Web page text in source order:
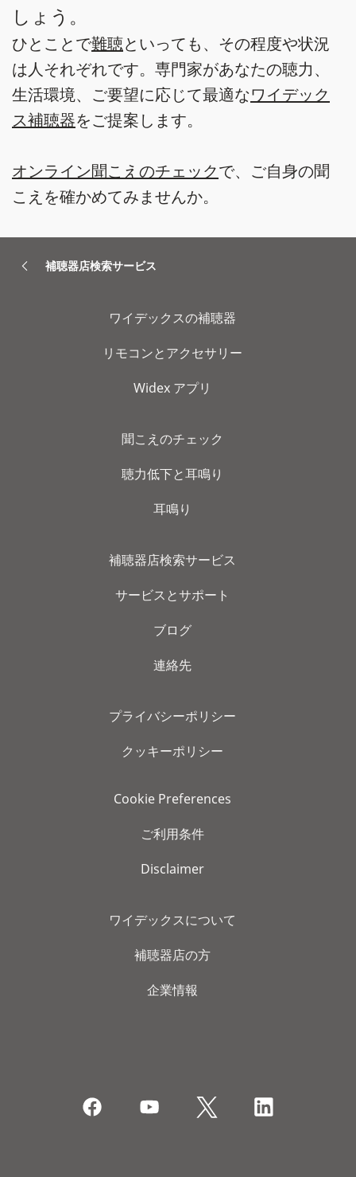
しょう。
ひとことで難聴といっても、その程度や状況
は人それぞれです。専門家があなたの聴力、
生活環境、ご要望に応じて最適なワイデック
ス補聴器をご提案します。
オンライン聞こえのチェックで、ご自身の聞
こえを確かめてみませんか。
補聴器店検索サービス
ワイデックスの補聴器
リモコンとアクセサリー
Widex アプリ
聞こえのチェック
聴力低下と耳鳴り
耳鳴り
補聴器店検索サービス
サービスとサポート
ブログ
連絡先
プライバシーポリシー
クッキーポリシー
Cookie Preferences
ご利用条件
Disclaimer
ワイデックスについて
補聴器店の方
企業情報